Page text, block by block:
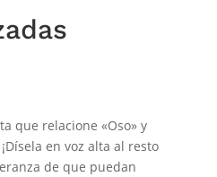
que relacione «Oso» y
en voz alta al resto
de que puedan